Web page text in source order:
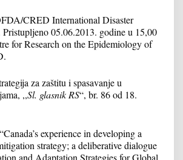
CRED International Disaster
Pristupljeno 05.06.2013. godine u 15,00
for Research on the Epidemiology of
za zaštitu i spasavanje u
,,Sl. glasnik RS“, br. 86 od 18.
experience in developing a
strategy; a deliberative dialogue
and Adaptation Strategies for Global